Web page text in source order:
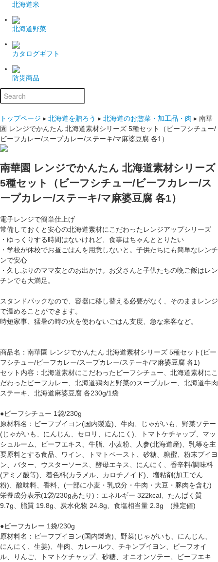
北海道米
北海道野菜
カタログギフト
防災商品
トップページ ▸ 北海道を贈ろう ▸ 北海道のお惣菜・加工品・肉 ▸ 南華
園 レンジでかんたん 北海道素材シリーズ 5種セット（ビーフシチュー/
ビーフカレー/スープカレー/ステーキ/マ麻婆豆腐 各1）
南華園 レンジでかんたん 北海道素材シリーズ
5種セット（ビーフシチュー/ビーフカレー/ス
ープカレー/ステーキ/マ麻婆豆腐 各1）
電子レンジで簡単仕上げ
常備しておくと安心の北海道素材にこだわったレンジアップシリーズ
・ゆっくりする時間はないけれど、食事はちゃんととりたい
・学校が休校でお昼ごはんを用意しないと。子供たちにも簡単なレンチ
ンで安心
・久しぶりのママ友とのお出かけ。お父さんと子供たちの晩ご飯はレン
チンでも大満足。
スタンドパックなので、容器に移し替える必要がなく、そのままレンジ
で温めることができます。
時短家事、猛暑の時の火を使わないごはん支度、急な来客など。
商品名：南華園 レンジでかんたん 北海道素材シリーズ 5種セット(ビー
フシチュー/ビーフカレー/スープカレー/ステーキ/マ麻婆豆腐 各1)
セット内容：北海道素材にこだわったビーフシチュー、北海道素材にこ
だわったビーフカレー、北海道鶏肉と野菜のスープカレー、北海道牛肉
ステーキ、北海道麻婆豆腐 各230g/1袋
●ビーフシチュー 1袋/230g
原材料名：ビーフブイヨン(国内製造)、牛肉、じゃがいも、野菜ソテー
(じゃがいも、にんじん、セロリ、にんにく)、トマトケチャップ、マッ
シュルーム、ビーフエキス、牛脂、小麦粉、人参(北海道産)、乳等を主
要原料とする食品、ワイン、トマトペースト、砂糖、糖蜜、粉末ブイヨ
ン、バター、ウスターソース、酵母エキス、にんにく、香辛料/調味料
(アミノ酸等)、着色料(カラメル、カロチノイド)、増粘剤(加工でん
粉)、酸味料、香料、(一部に小麦・乳成分・牛肉・大豆・豚肉を含む)
栄養成分表示(1袋/230gあたり)：エネルギー 322kcal、たんぱく質
9.7g、脂質 19.8g、炭水化物 24.8g、食塩相当量 2.3g (推定値)
●ビーフカレー 1袋/230g
原材料名：ビーフブイヨン(国内製造)、野菜(じゃがいも、にんじん、
にんにく、生姜)、牛肉、カレールウ、チキンブイヨン、ビーフオイ
ル、りんご、トマトケチャップ、砂糖、オニオンソテー、ビーフエキ